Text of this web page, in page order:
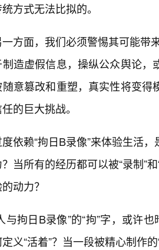
方式无法比拟的。
一方面，我们必须警惕其可能带
造虚假信息，操纵公众舆论
意篡改和重塑，真实性将变
的巨大挑战。
依赖“拘日B录像”来体验生活
当所有的经历都可以被“录制”
动力？
与拘日B录像”的“拘”字，或许
义“活着”？当一段被精心制作